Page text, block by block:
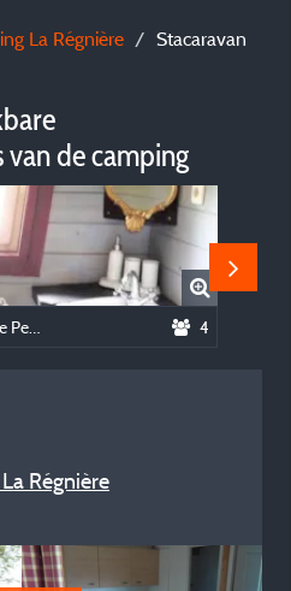
La Régnière Stacaravan
de camping
4
Régnière